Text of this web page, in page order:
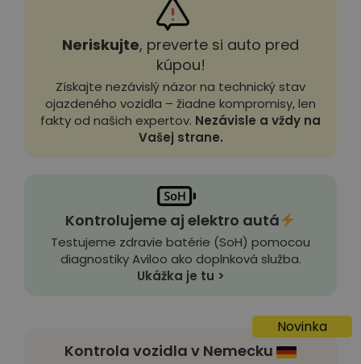
Neriskujte, preverte si auto pred
kúpou!
Získajte nezávislý názor na technický stav
ojazdeného vozidla – žiadne kompromisy, len
fakty od našich expertov. Nezávisle a vždy na
Vašej strane.
Kontrolujeme aj elektro autá
Testujeme zdravie batérie (SoH) pomocou
diagnostiky Aviloo ako doplnková služba.
Ukážka je tu >
Novinka
Kontrola vozidla v Nemecku